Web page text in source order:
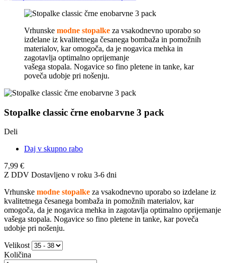
Vrhunske modne stopalke za vsakodnevno uporabo so
izdelane iz kvalitetnega česanega bombaža in pomožnih
materialov, kar omogoča, da je nogavica mehka in
zagotavlja optimalno oprijemanje
vašega stopala. Nogavice so fino pletene in tanke, kar
poveča udobje pri nošenju.
Stopalke classic črne enobarvne 3 pack
Deli
Daj v skupno rabo
7,99 €
Z DDV Dostavljeno v roku 3-6 dni
Vrhunske modne stopalke za vsakodnevno uporabo so izdelane iz
kvalitetnega česanega bombaža in pomožnih materialov, kar
omogoča, da je nogavica mehka in zagotavlja optimalno oprijemanje
vašega stopala. Nogavice so fino pletene in tanke, kar poveča
udobje pri nošenju.
Velikost
Količina